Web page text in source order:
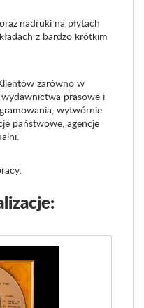
nadruki na płytach
z bardzo krótkim
zarówno w
wydawnictwa prasowe i
wytwórnie
państwowe, agencje